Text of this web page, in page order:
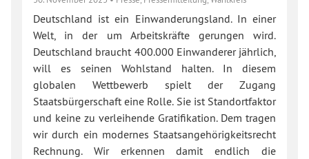
Deutschland ist ein Einwanderungsland. In einer
Welt, in der um Arbeitskräfte gerungen wird.
Deutschland braucht 400.000 Einwanderer jährlich,
will es seinen Wohlstand halten. In diesem
globalen Wettbewerb spielt der Zugang
Staatsbürgerschaft eine Rolle. Sie ist Standortfaktor
und keine zu verleihende Gratifikation. Dem tragen
wir durch ein modernes Staatsangehörigkeitsrecht
Rechnung. Wir erkennen damit endlich die